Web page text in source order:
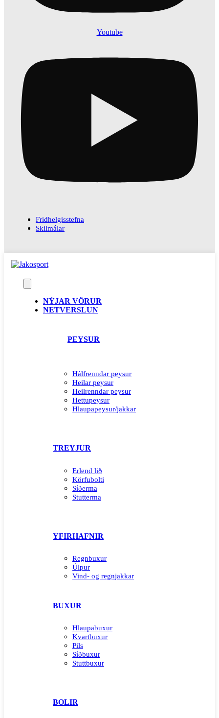
Youtube
Fridhelgisstefna
Skilmálar
NÝJAR VÖRUR
NETVERSLUN
PEYSUR
Hálfrenndar peysur
Heilar peysur
Heilrenndar peysur
Hettupeysur
Hlaupapeysur/jakkar
TREYJUR
Erlend lið
Körfubolti
Síðerma
Stutterma
YFIRHAFNIR
Regnbuxur
Úlpur
Vind- og regnjakkar
BUXUR
Hlaupabuxur
Kvartbuxur
Pils
Síðbuxur
Stuttbuxur
BOLIR